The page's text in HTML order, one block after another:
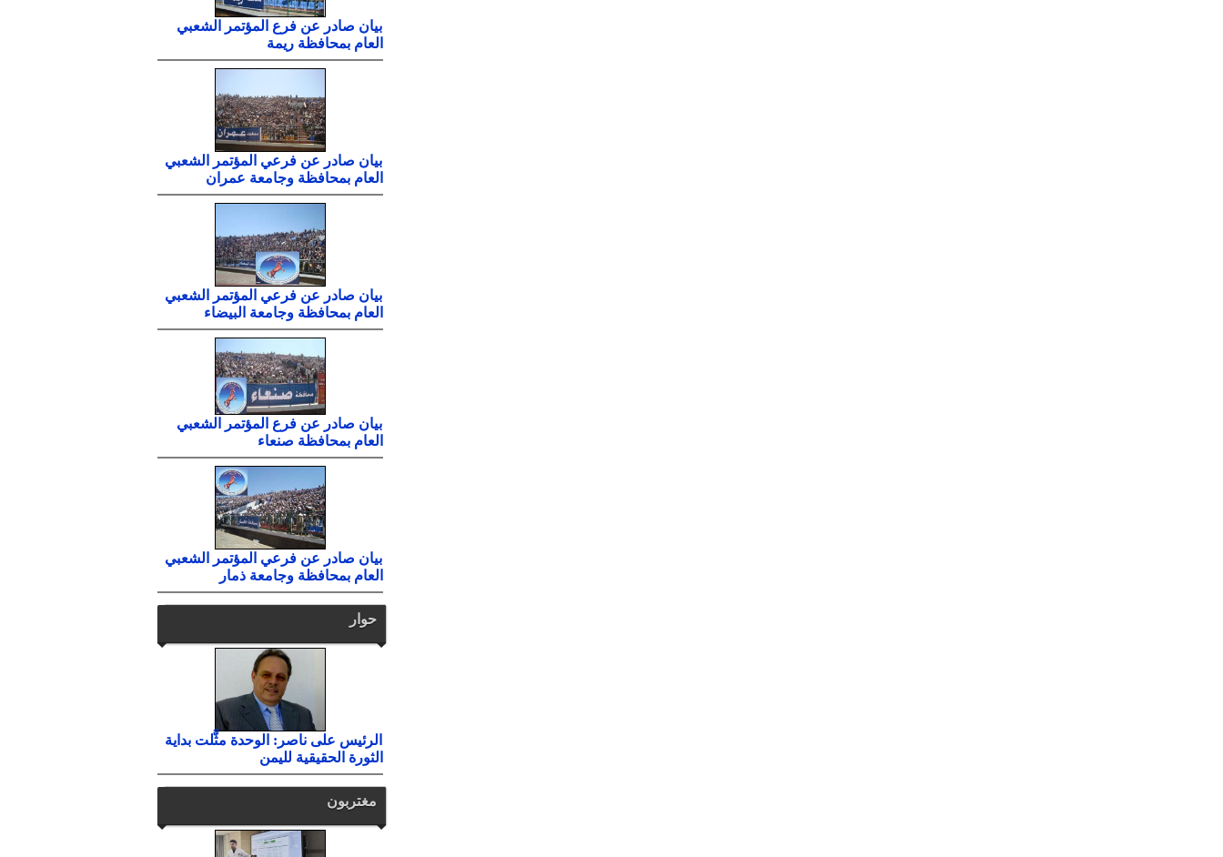
بيان صادر عن فرع المؤتمر الشعبي
العام بمحافظة ريمة
بيان صادر عن فرعي المؤتمر الشعبي
العام بمحافظة وجامعة عمران
بيان صادر عن فرعي المؤتمر الشعبي
العام بمحافظة وجامعة البيضاء
بيان صادر عن فرع المؤتمر الشعبي
العام بمحافظة صنعاء
بيان صادر عن فرعي المؤتمر الشعبي
العام بمحافظة وجامعة ذمار
حوار
الرئيس على ناصر: الوحدة مثَّلت بداية
الثورة الحقيقية لليمن
مغتربون